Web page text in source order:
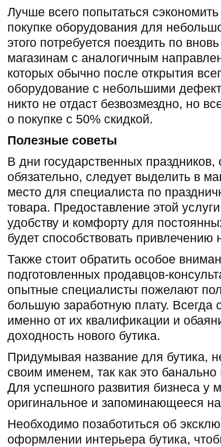
Лучше всего попытаться
покупке оборудования для
этого потребуется поездить по
магазинам с аналогичным
которых обычно после открытия
оборудование с небольшими
никто не отдаст безвозмездно, но
о покупке с 50% скидкой.
Полезные советы
В дни государственных
обязательно, следует выделить в
место для специалиста по
товара. Предоставление этой
удобству и комфорту для
будет способствовать привлечению
Также стоит обратить особое
подготовленных продавцов-
опытные специалисты пожелают
большую заработную плату. Всегда
именно от их квалификации и
доходность нового бутика.
Придумывая название для бутика,
своим именем, так как это
Для успешного развития бизнеса у
оригинальное и запоминающееся
Необходимо позаботиться об
оформлении интерьера бутика,